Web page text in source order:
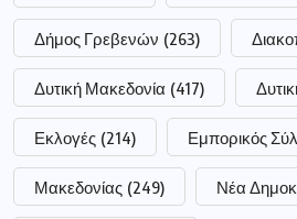
Δήμος Γρεβενών (263)
Δυτική Μακεδονία (417)
Εκλογές (214) Εμπορικός
Μακεδονίας (249) Νέα